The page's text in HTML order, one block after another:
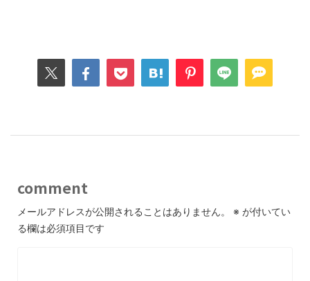
comment
メールアドレスが公開されることはありません。 ※ が付いてい
る欄は必須項目です